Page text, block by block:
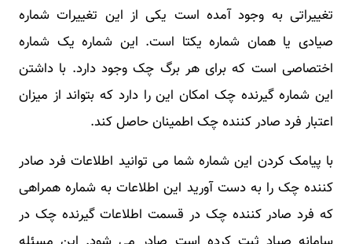
تغییراتی به وجود آمده است یکی از این تغییرات شماره
صیادی یا همان شماره یکتا است. این شماره یک شماره
اختصاصی است که برای هر برگ چک وجود دارد. با داشتن
این شماره گیرنده چک امکان این را دارد که بتواند از میزان
اعتبار فرد صادر کننده چک اطمینان حاصل کند.
با پیامک کردن این شماره شما می توانید اطلاعات فرد صادر
کننده چک را به دست آورید این اطلاعات به شماره همراهی
که فرد صادر کننده چک در قسمت اطلاعات گیرنده چک در